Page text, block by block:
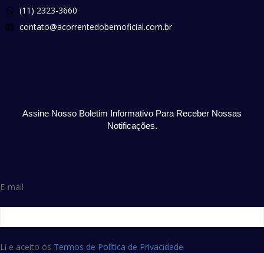
(11) 2323-3660
contato@acorrentedobemoficial.com.br
Assine Nosso Boletim Informativo Para Receber Nossas
Notificações.
E-mail
Li e aceito os Termos de Política de Privacidade